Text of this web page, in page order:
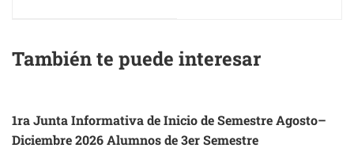
También te puede interesar
1ra Junta Informativa de Inicio de Semestre Agosto–
Diciembre 2026 Alumnos de 3er Semestre